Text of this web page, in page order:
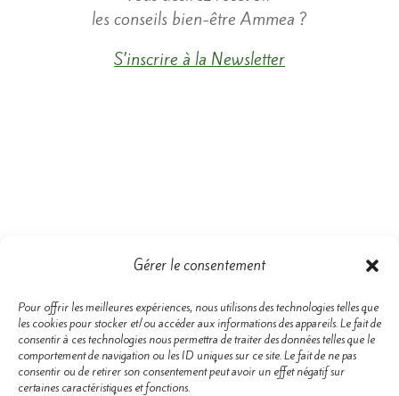
Gérer le consentement
Pour offrir les meilleures expériences, nous utilisons des technologies telles que
les cookies pour stocker et/ou accéder aux informations des appareils. Le fait de
consentir à ces technologies nous permettra de traiter des données telles que le
comportement de navigation ou les ID uniques sur ce site. Le fait de ne pas
consentir ou de retirer son consentement peut avoir un effet négatif sur
certaines caractéristiques et fonctions.
les conseils bien-être Ammea ?
S’inscrire à la Newsletter
Pour toujours plus d’informations
et d’énergie,